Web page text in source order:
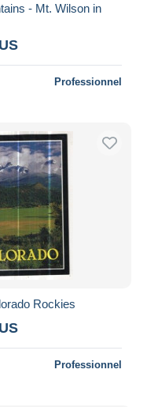
- Mt. Wilson in
Professionnel
Rockies
Professionnel